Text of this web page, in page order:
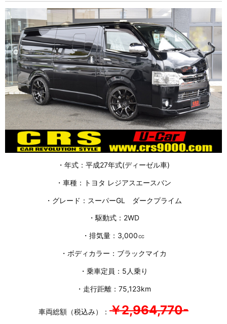
・年式：平成27年式(ディーゼル車)
・車種：トヨタ レジアスエースバン
・グレード：スーパーGL ダークプライム
・駆動式：2WD
・排気量：3,000㏄
・ボディカラー：ブラックマイカ
・乗車定員：5人乗り
・走行距離：75,123km
車両総額（税込み）： ￥2,964,770-